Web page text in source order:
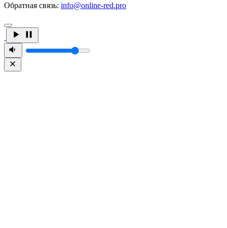
Обратная связь: info@online-red.pro